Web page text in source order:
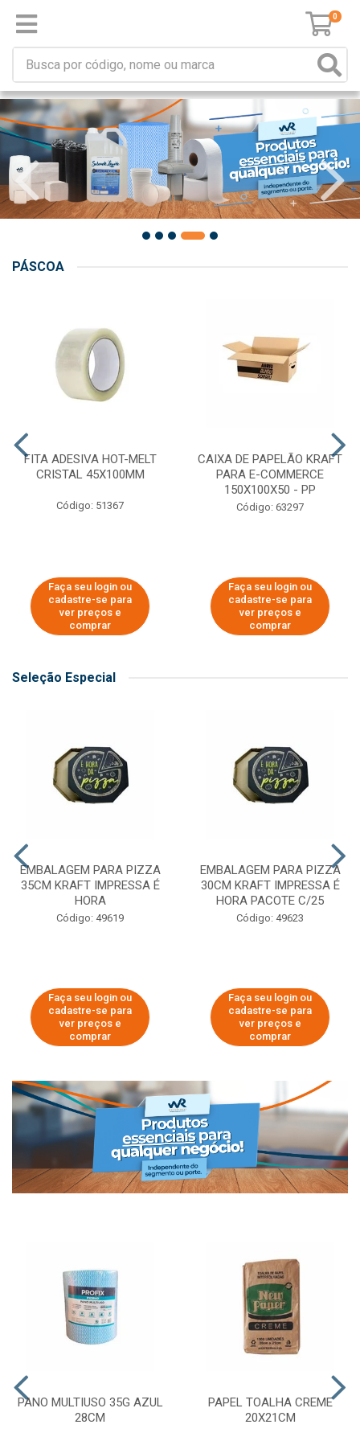
0
PÁSCOA
FITA ADESIVA HOT-MELT
CRISTAL 45X100MM
Código: 51367
Faça seu login ou
cadastre-se para
ver preços e
comprar
CAIXA DE PAPELÃO KRAFT
PARA E-COMMERCE
150X100X50 - PP
Código: 63297
Faça seu login ou
cadastre-se para
ver preços e
comprar
Seleção Especial
EMBALAGEM PARA PIZZA
35CM KRAFT IMPRESSA É
HORA
Código: 49619
Faça seu login ou
cadastre-se para
ver preços e
comprar
EMBALAGEM PARA PIZZA
30CM KRAFT IMPRESSA É
HORA PACOTE C/25
Código: 49623
Faça seu login ou
cadastre-se para
ver preços e
comprar
PANO MULTIUSO 35G AZUL
28CM
PAPEL TOALHA CREME
20X21CM